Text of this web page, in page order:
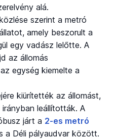
alá.
szerint a metró
amely beszorult a
egy vadász lelőtte. A
az állomás
egység kiemelte a
kiürítették az állomást,
leállították. A
járt a 2-es metró
a Déli pályaudvar között.